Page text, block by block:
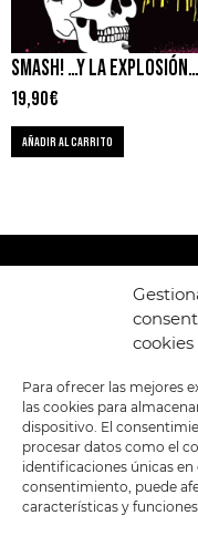
cookies
Para ofrecer las mejores
las cookies para
dispositivo. El
procesar datos como el
identificaciones únicas
consentimiento, puede
características y
SMASH! …Y LA EXPLOSIÓN DEL PUNK EN LOS 90 – IAN WINWOOD
19,90€
AÑADIR AL CARRITO
LEGAL
POLÍTICA DE
PRIVACIDAD
TÉRMINOS Y
CONDICIONES
GENERALES DE LA
POLÍTICA DE COOKIES